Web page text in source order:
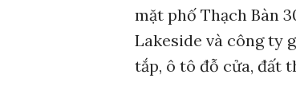
mặt phố Thạch Bàn
Lakeside và công ty
tắp, ô tô đỗ cửa, đất